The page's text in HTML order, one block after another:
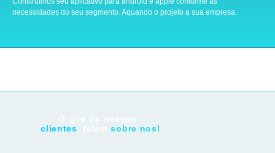
necessidades do seu segmento. Aquando o projeto a sua empresa.
clientes
sobre nos!